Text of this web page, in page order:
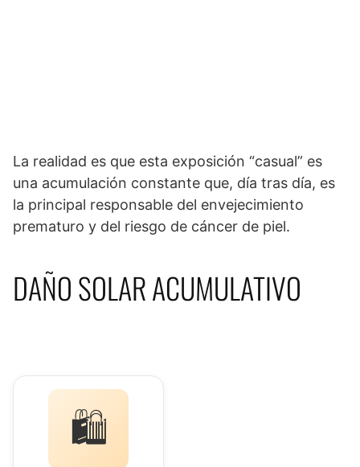
La realidad es que esta exposición “casual” es
una acumulación constante que, día tras día, es
la principal responsable del envejecimiento
prematuro y del riesgo de cáncer de piel.
DAÑO SOLAR ACUMULATIVO
🛍️